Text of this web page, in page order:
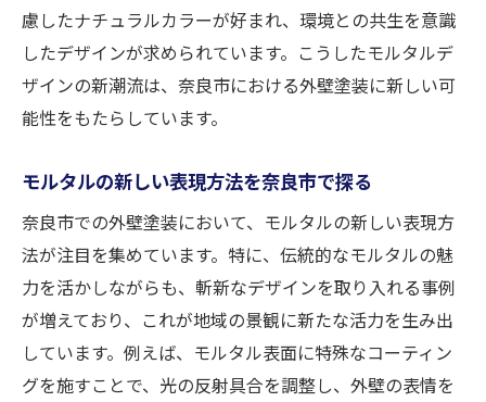
慮したナチュラルカラーが好まれ、環境との共生を意識
したデザインが求められています。こうしたモルタルデ
ザインの新潮流は、奈良市における外壁塗装に新しい可
能性をもたらしています。
モルタルの新しい表現方法を奈良市で探る
奈良市での外壁塗装において、モルタルの新しい表現方
法が注目を集めています。特に、伝統的なモルタルの魅
力を活かしながらも、斬新なデザインを取り入れる事例
が増えており、これが地域の景観に新たな活力を生み出
しています。例えば、モルタル表面に特殊なコーティン
グを施すことで、光の反射具合を調整し、外壁の表情を